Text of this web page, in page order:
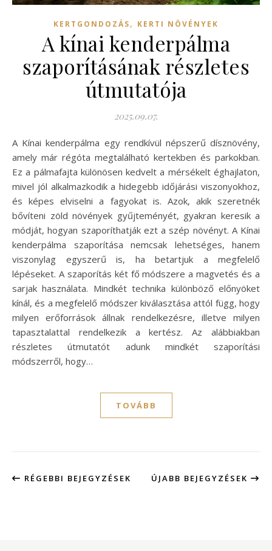
KERTGONDOZÁS, KERTI NÖVÉNYEK
A kínai kenderpálma
szaporításának részletes
útmutatója
2025.09.07.
A Kínai kenderpálma egy rendkívül népszerű dísznövény,
amely már régóta megtalálható kertekben és parkokban.
Ez a pálmafajta különösen kedvelt a mérsékelt éghajlaton,
mivel jól alkalmazkodik a hidegebb időjárási viszonyokhoz,
és képes elviselni a fagyokat is. Azok, akik szeretnék
bővíteni zöld növények gyűjteményét, gyakran keresik a
módját, hogyan szaporíthatják ezt a szép növényt. A Kínai
kenderpálma szaporítása nemcsak lehetséges, hanem
viszonylag egyszerű is, ha betartjuk a megfelelő
lépéseket. A szaporítás két fő módszere a magvetés és a
sarjak használata. Mindkét technika különböző előnyöket
kínál, és a megfelelő módszer kiválasztása attól függ, hogy
milyen erőforrások állnak rendelkezésre, illetve milyen
tapasztalattal rendelkezik a kertész. Az alábbiakban
részletes útmutatót adunk mindkét szaporítási
módszerről, hogy…
TOVÁBB
RÉGEBBI BEJEGYZÉSEK ÚJABB BEJEGYZÉSEK